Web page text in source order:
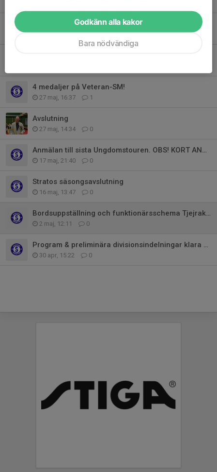
Påminnelse – Stratos 60-årsjubileum den 25 juli!
30 jun, 12:53 4
4 medaljer på Veteran-SM!
27 maj, 16:37 1
Avslutning
27 maj, 14:34 0
Anmälan till sista Ungdomstouren. OBS! KORT ANMÄLNINGSTID
17 maj, 21:40 0
Stratos säsongsavslutning
16 maj, 13:47 0
Bordsuppställning och funktionärsschema Tjejraketen 9-10 maj
2 maj, 12:11 0
Program & preliminära divisionsindelningar klara för Tjejraketen
30 apr, 15:22 0
Godkänn alla kakor
Bara nödvändiga